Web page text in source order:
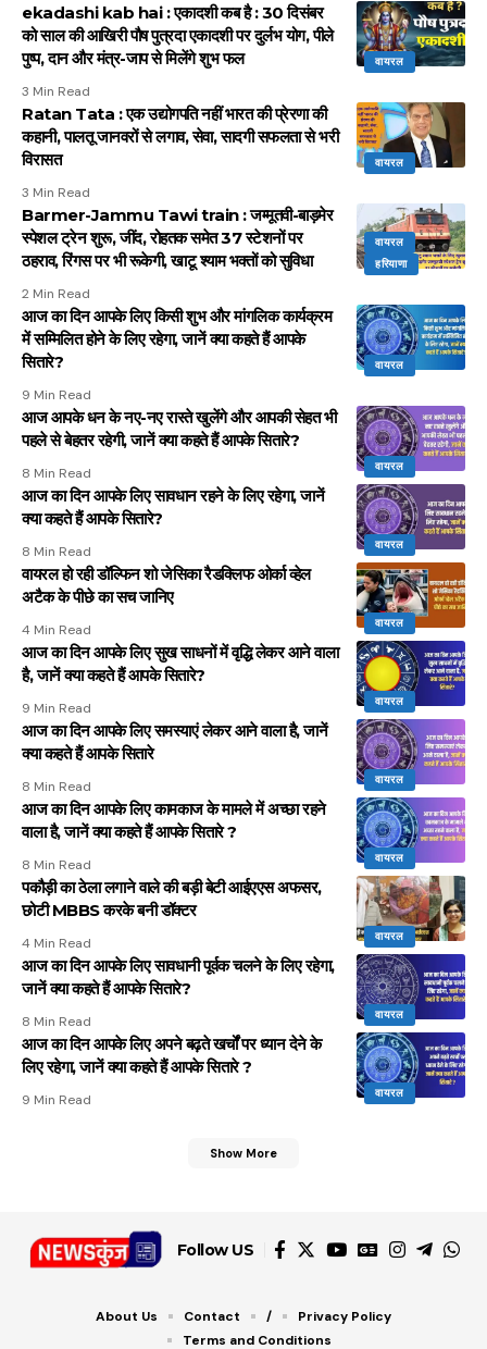
वायरल
ekadashi kab hai : एकादशी कब है : 30 दिसंबर
को साल की आखिरी पौष पुत्रदा एकादशी पर दुर्लभ योग, पीले
पुष्प, दान और मंत्र-जाप से मिलेंगे शुभ फल
3 Min Read
वायरल
Ratan Tata : एक उद्योगपति नहीं भारत की प्रेरणा की
कहानी, पालतू जानवरों से लगाव, सेवा, सादगी सफलता से भरी
विरासत
3 Min Read
वायरल
हरियाणा
Barmer-Jammu Tawi train : जम्मूतवी-बाड़मेर
स्पेशल ट्रेन शुरू, जींद, रोहतक समेत 37 स्टेशनों पर
ठहराव, रिंगस पर भी रूकेगी, खाटू श्याम भक्तों को सुविधा
2 Min Read
वायरल
आज का दिन आपके लिए किसी शुभ और मांगलिक कार्यक्रम
में सम्मिलित होने के लिए रहेगा, जानें क्या कहते हैं आपके
सितारे?
9 Min Read
वायरल
आज आपके धन के नए-नए रास्ते खुलेंगे और आपकी सेहत भी
पहले से बेहतर रहेगी, जानें क्या कहते हैं आपके सितारे?
8 Min Read
वायरल
आज का दिन आपके लिए सावधान रहने के लिए रहेगा, जानें
क्या कहते हैं आपके सितारे?
8 Min Read
वायरल
वायरल हो रही डॉल्फिन शो जेसिका रैडक्लिफ ओर्का व्हेल
अटैक के पीछे का सच जानिए
4 Min Read
वायरल
आज का दिन आपके लिए सुख साधनों में वृद्धि लेकर आने वाला
है, जानें क्या कहते हैं आपके सितारे?
9 Min Read
वायरल
आज का दिन आपके लिए समस्याएं लेकर आने वाला है, जानें
क्या कहते हैं आपके सितारे
8 Min Read
वायरल
आज का दिन आपके लिए कामकाज के मामले में अच्छा रहने
वाला है, जानें क्या कहते हैं आपके सितारे ?
8 Min Read
वायरल
पकौड़ी का ठेला लगाने वाले की बड़ी बेटी आईएएस अफसर,
छोटी MBBS करके बनी डॉक्टर
4 Min Read
वायरल
आज का दिन आपके लिए सावधानी पूर्वक चलने के लिए रहेगा,
जानें क्या कहते हैं आपके सितारे?
8 Min Read
वायरल
आज का दिन आपके लिए अपने बढ़ते खर्चों पर ध्यान देने के
लिए रहेगा, जानें क्या कहते हैं आपके सितारे ?
9 Min Read
Show More
Follow US
About Us Contact /
Privacy Policy
Terms and Conditions